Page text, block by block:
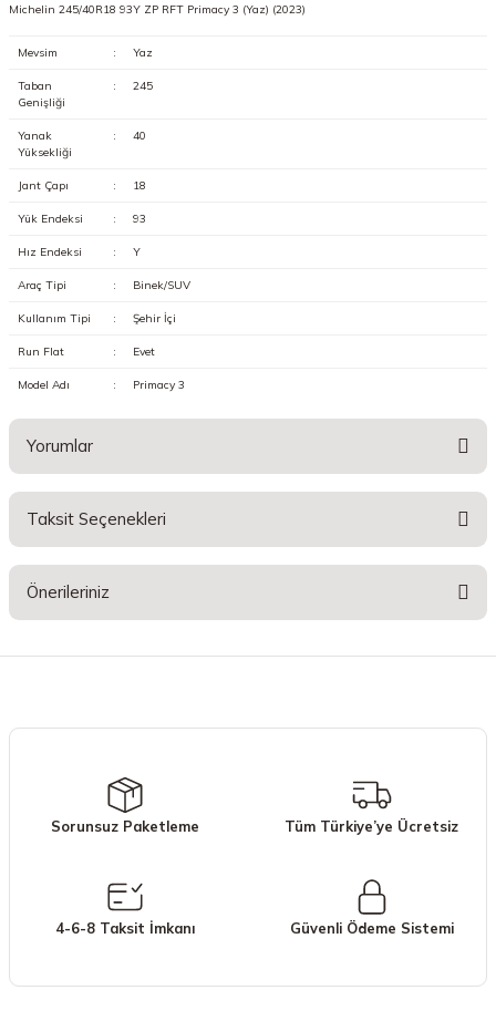
Michelin 245/40R18 93Y ZP RFT Primacy 3 (Yaz) (2023)
Mevsim : Yaz
Taban
Genişliği
: 245
Yanak
Yüksekliği
: 40
Jant Çapı : 18
Yük Endeksi : 93
Hız Endeksi : Y
Araç Tipi : Binek/SUV
Kullanım Tipi : Şehir İçi
Run Flat : Evet
Model Adı : Primacy 3
Yorumlar
Taksit Seçenekleri
Önerileriniz
Ürün açıklamasında eksik bilgiler bulunuyor.
Ürün bilgilerinde hatalar bulunuyor.
Bu ürüne benzer farklı alternatifler olmalı.
Sorunsuz Paketleme Tüm Türkiye’ye Ücretsiz
4-6-8 Taksit İmkanı Güvenli Ödeme Sistemi